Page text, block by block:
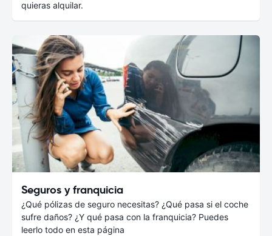
quieras alquilar.
Seguros y franquicia
¿Qué pólizas de seguro necesitas? ¿Qué pasa si el coche
sufre daños? ¿Y qué pasa con la franquicia? Puedes
leerlo todo en esta página